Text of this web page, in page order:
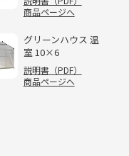
商品ページへ
グリーンハウス 温
室 10×6
説明書（PDF）
商品ページへ